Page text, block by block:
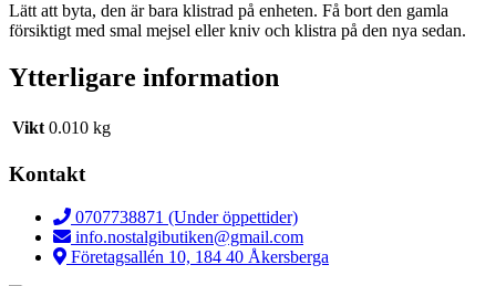
Lätt att byta, den är bara klistrad på enheten. Få bort den gamla
försiktigt med smal mejsel eller kniv och klistra på den nya sedan.
Ytterligare information
Vikt 0.010 kg
Kontakt
0707738871 (Under öppettider)
info.nostalgibutiken@gmail.com
Företagsallén 10, 184 40 Åkersberga